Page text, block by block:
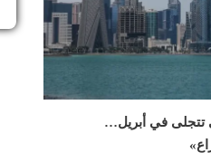
تتجلى في أبريل…